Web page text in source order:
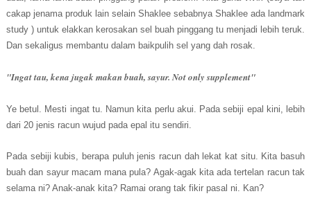
cakap jenama produk lain selain Shaklee sebabnya Shaklee ada landmark
study ) untuk elakkan kerosakan sel buah pinggang tu menjadi lebih teruk.
Dan sekaligus membantu dalam baikpulih sel yang dah rosak.
"Ingat tau, kena jugak makan buah, sayur. Not only supplement"
Ye betul. Mesti ingat tu. Namun kita perlu akui. Pada sebiji epal kini, lebih
dari 20 jenis racun wujud pada epal itu sendiri.
Pada sebiji kubis, berapa puluh jenis racun dah lekat kat situ. Kita basuh
buah dan sayur macam mana pula? Agak-agak kita ada tertelan racun tak
selama ni? Anak-anak kita? Ramai orang tak fikir pasal ni. Kan?